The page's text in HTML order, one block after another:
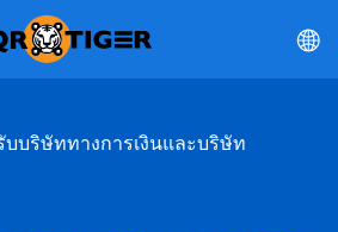
บริษัททางการเงินและบริษัท